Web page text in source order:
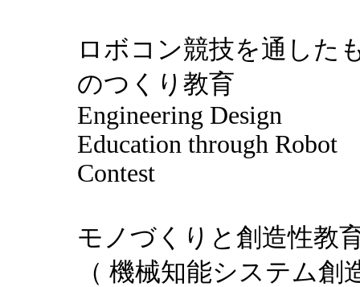
ロボコン競技を通した
のつくり教育
Engineering Design
Education through Robot
Contest
モノづくりと創造性教
（ 機械知能システム創